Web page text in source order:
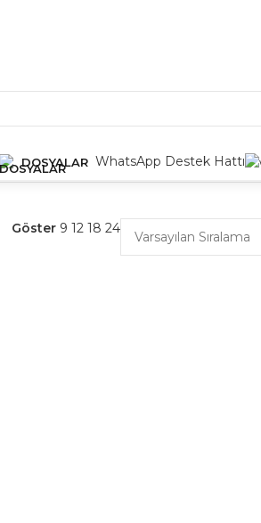
DOSYALAR WhatsApp Destek Hattı
Göster 9 12 18 24